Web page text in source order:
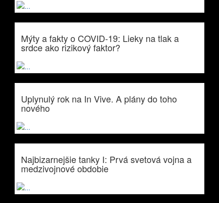
Mýty a fakty o COVID-19: Lieky na tlak a
srdce ako rizikový faktor?
Uplynulý rok na In Vive. A plány do toho
nového
Najbizarnejšie tanky I: Prvá svetová vojna a
medzivojnové obdobie